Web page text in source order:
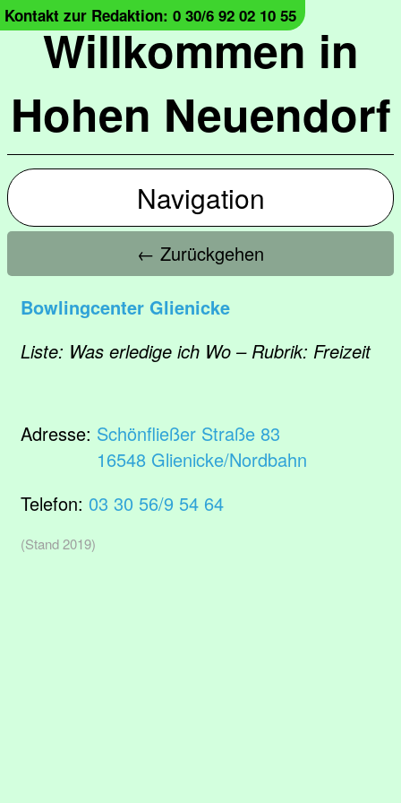
Willkommen in
Hohen Neuendorf
Kontakt zur Redaktion: 0 30/6 92 02 10 55
Navigation
← Zurückgehen
Bowlingcenter Glienicke
Liste: Was erledige ich Wo – Rubrik: Freizeit
Adresse: Schönfließer Straße 83
16548 Glienicke/Nordbahn
Telefon: 03 30 56/9 54 64
(Stand 2019)